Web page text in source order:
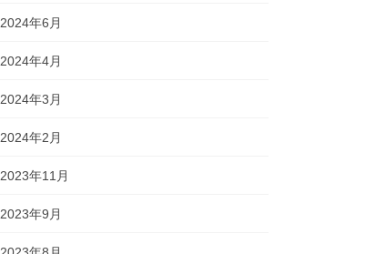
2024年6月
2024年4月
2024年3月
2024年2月
2023年11月
2023年9月